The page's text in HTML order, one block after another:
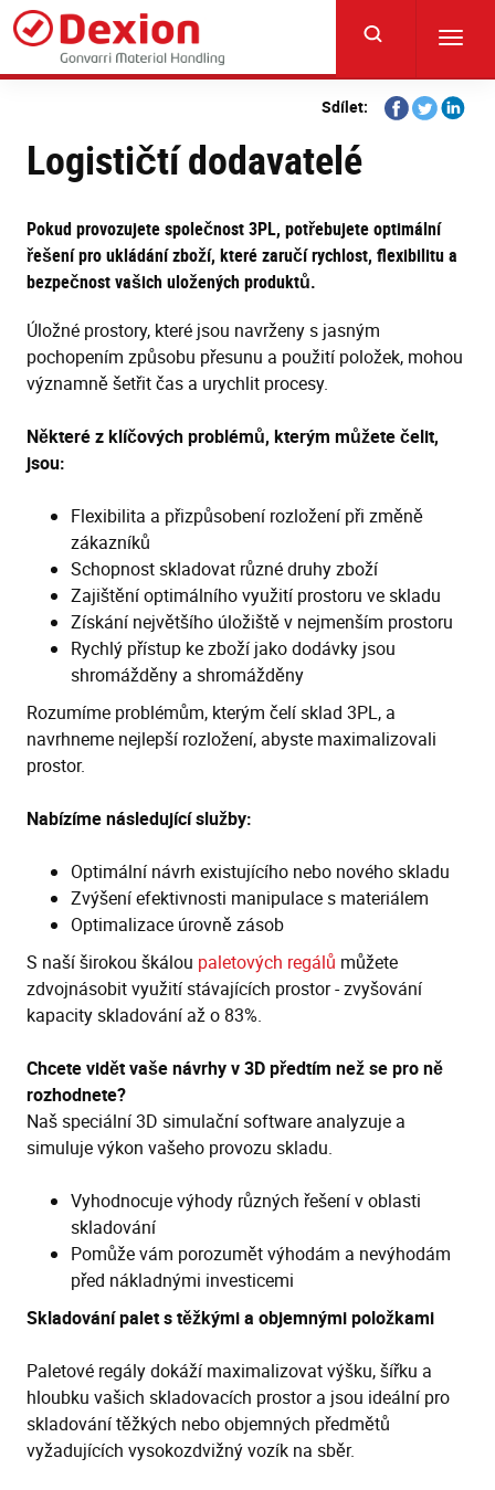
Skip
main
content
Sdílet:
Share
on
Share
on
Share
Logističtí dodavatelé
Pokud provozujete společnost 3PL, potřebujete optimální
řešení pro ukládání zboží, které zaručí rychlost, flexibilitu a
bezpečnost vašich uložených produktů.
Úložné prostory, které jsou navrženy s jasným
pochopením způsobu přesunu a použití položek, mohou
významně šetřit čas a urychlit procesy.
Některé z klíčových problémů, kterým můžete čelit,
jsou:
Flexibilita a přizpůsobení rozložení při změně
zákazníků
Schopnost skladovat různé druhy zboží
Zajištění optimálního využití prostoru ve skladu
Získání největšího úložiště v nejmenším prostoru
Rychlý přístup ke zboží jako dodávky jsou
shromážděny a shromážděny
Rozumíme problémům, kterým čelí sklad 3PL, a
navrhneme nejlepší rozložení, abyste maximalizovali
prostor.
Nabízíme následující služby:
Optimální návrh existujícího nebo nového skladu
Zvýšení efektivnosti manipulace s materiálem
Optimalizace úrovně zásob
S naší širokou škálou paletových regálů můžete
zdvojnásobit využití stávajících prostor - zvyšování
kapacity skladování až o 83%.
Chcete vidět vaše návrhy v 3D předtím než se pro ně
rozhodnete?
Naš speciální 3D simulační software analyzuje a
simuluje výkon vašeho provozu skladu.
Vyhodnocuje výhody různých řešení v oblasti
skladování
Pomůže vám porozumět výhodám a nevýhodám
před nákladnými investicemi
Skladování palet s těžkými a objemnými položkami
Paletové regály dokáží maximalizovat výšku, šířku a
hloubku vašich skladovacích prostor a jsou ideální pro
skladování těžkých nebo objemných předmětů
vyžadujících vysokozdvižný vozík na sběr.